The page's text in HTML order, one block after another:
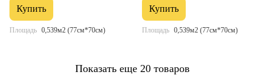
Купить
Площадь 0,539м2 (77см*70см)
Купить
Площадь 0,539м2 (77см*70см)
Показать еще 20 товаров